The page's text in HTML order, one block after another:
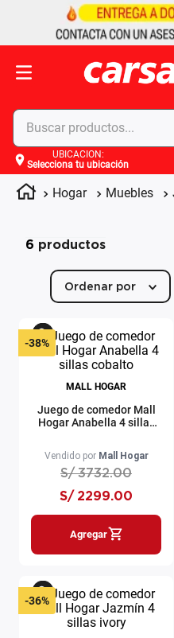
Buscar productos...
UBICACIÓN:
Selecciona tu ubicación
Hogar Muebles
6 productos
Ordenar por
-38%
MALL HOGAR
Juego de comedor Mall
Hogar Anabella 4 sillas
Vendido por Mall Hogar
S/ 3732.00
S/ 2299.00
Agregar
-36%
Términos más
1.
celulares
3.
laptop
apple